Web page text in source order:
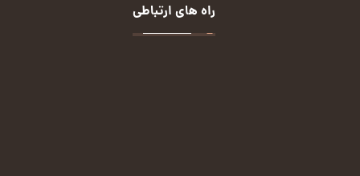
راه های ارتباطی